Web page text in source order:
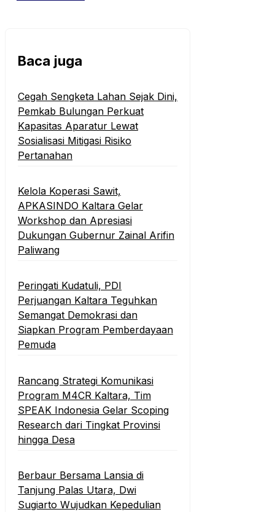
Baca juga
Cegah Sengketa Lahan Sejak Dini,
Pemkab Bulungan Perkuat
Kapasitas Aparatur Lewat
Sosialisasi Mitigasi Risiko
Pertanahan
Kelola Koperasi Sawit,
APKASINDO Kaltara Gelar
Workshop dan Apresiasi
Dukungan Gubernur Zainal Arifin
Paliwang
Peringati Kudatuli, PDI
Perjuangan Kaltara Teguhkan
Semangat Demokrasi dan
Siapkan Program Pemberdayaan
Pemuda
Rancang Strategi Komunikasi
Program M4CR Kaltara, Tim
SPEAK Indonesia Gelar Scoping
Research dari Tingkat Provinsi
hingga Desa
Berbaur Bersama Lansia di
Tanjung Palas Utara, Dwi
Sugiarto Wujudkan Kepedulian